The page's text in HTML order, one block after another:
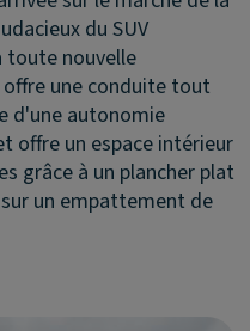
du SUV
toute nouvelle
une conduite tout
d'une autonomie
offre un espace intérieur
grâce à un plancher plat
un empattement de